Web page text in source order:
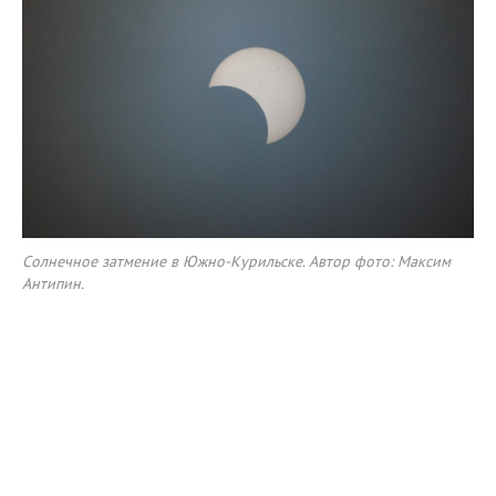
Солнечное затмение в Южно-Курильске. Автор фото: Максим
Антипин.